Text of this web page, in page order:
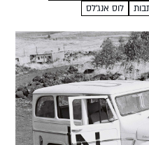
לוס אנג'לס